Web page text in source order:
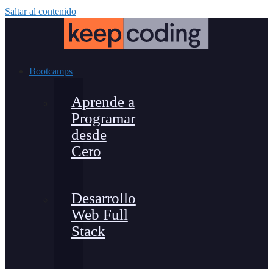
Saltar al contenido
Bootcamps
Aprende a
Programar
desde
Cero
Desarrollo
Web Full
Stack